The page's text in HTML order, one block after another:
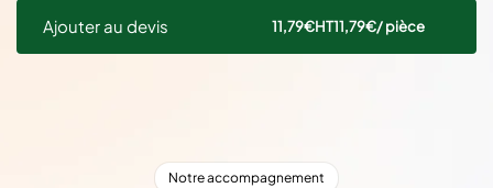
Ajouter au devis 11,79€HT11,79€/ pièce
Notre accompagnement